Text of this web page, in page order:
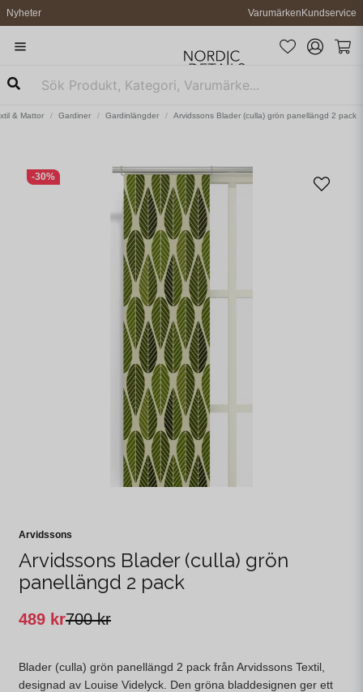
Nyheter VarumärkenKundservice
& Mattor Gardiner Gardinlängder Arvidssons Blader (culla) grön panellängd 2 pack
-30%
Arvidssons
Arvidssons Blader (culla) grön
panellängd 2 pack
700 kr
489 kr
Blader (culla) grön panellängd 2 pack från Arvidssons Textil,
designad av Louise Videlyck. Den gröna bladdesignen ger ett